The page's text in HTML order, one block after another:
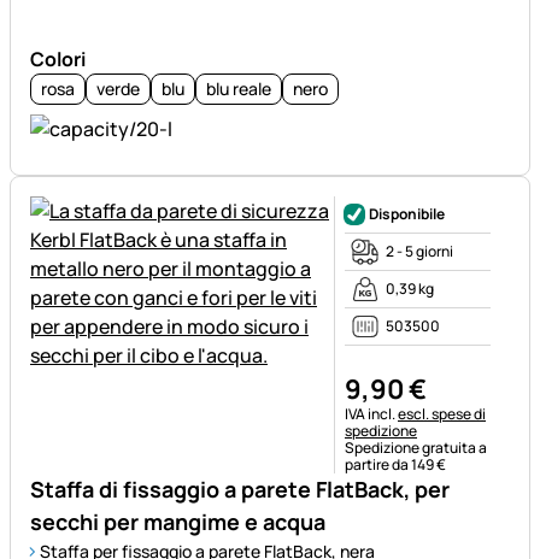
Colori
rosa verde blu blu reale nero
Staffa di fissaggio a parete FlatBack, per
secchi per mangime e acqua
Staffa per fissaggio a parete FlatBack, nera
Disponibile
2 - 5 giorni
0,39 kg
503500
9,90€
Informazioni fiscali:
IVA incl.escl. spese di
spedizione
Spedizione gratuita a
partire da 149 €